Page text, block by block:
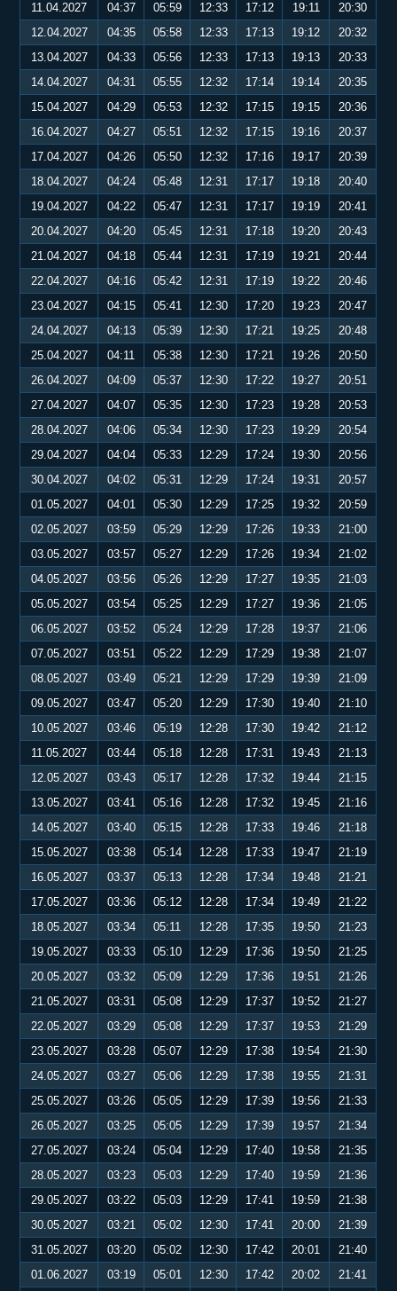
11.04.2027 04:37 05:59 12:33 17:12 19:11
20:30
12.04.2027
04:35 05:58 12:33 17:13 19:12
20:32
13.04.2027
04:33 05:56 12:33 17:13 19:13
20:33
14.04.2027
04:31 05:55 12:32 17:14 19:14
20:35
15.04.2027
04:29 05:53 12:32 17:15 19:15
20:36
16.04.2027
04:27 05:51 12:32 17:15 19:16
20:37
17.04.2027
04:26 05:50 12:32 17:16 19:17
20:39
18.04.2027
04:24 05:48 12:31 17:17 19:18
20:40
19.04.2027
04:22 05:47 12:31 17:17 19:19
20:41
20.04.2027
04:20 05:45 12:31 17:18 19:20
20:43
21.04.2027
04:18 05:44 12:31 17:19 19:21
20:44
22.04.2027
04:16 05:42 12:31 17:19 19:22
20:46
23.04.2027
04:15 05:41 12:30 17:20 19:23
20:47
24.04.2027
04:13 05:39 12:30 17:21 19:25
20:48
25.04.2027
04:11 05:38 12:30 17:21 19:26
20:50
26.04.2027
04:09 05:37 12:30 17:22 19:27
20:51
27.04.2027
04:07 05:35 12:30 17:23 19:28
20:53
28.04.2027
04:06 05:34 12:30 17:23 19:29
20:54
29.04.2027
04:04 05:33 12:29 17:24 19:30
20:56
30.04.2027
04:02 05:31 12:29 17:24 19:31
20:57
01.05.2027
04:01 05:30 12:29 17:25 19:32
20:59
02.05.2027
03:59 05:29 12:29 17:26 19:33
21:00
03.05.2027
03:57 05:27 12:29 17:26 19:34
21:02
04.05.2027
03:56 05:26 12:29 17:27 19:35
21:03
05.05.2027
03:54 05:25 12:29 17:27 19:36
21:05
06.05.2027
03:52 05:24 12:29 17:28 19:37
21:06
07.05.2027
03:51 05:22 12:29 17:29 19:38
21:07
08.05.2027
03:49 05:21 12:29 17:29 19:39
21:09
09.05.2027
03:47 05:20 12:29 17:30 19:40
21:10
10.05.2027
03:46 05:19 12:28 17:30 19:42
21:12
11.05.2027
03:44 05:18 12:28 17:31 19:43
21:13
12.05.2027
03:43 05:17 12:28 17:32 19:44
21:15
13.05.2027
03:41 05:16 12:28 17:32 19:45
21:16
14.05.2027
03:40 05:15 12:28 17:33 19:46
21:18
15.05.2027
03:38 05:14 12:28 17:33 19:47
21:19
16.05.2027
03:37 05:13 12:28 17:34 19:48
21:21
17.05.2027
03:36 05:12 12:28 17:34 19:49
21:22
18.05.2027
03:34 05:11 12:28 17:35 19:50
21:23
19.05.2027
03:33 05:10 12:29 17:36 19:50
21:25
20.05.2027
03:32 05:09 12:29 17:36 19:51
21:26
21.05.2027
03:31 05:08 12:29 17:37 19:52
21:27
22.05.2027
03:29 05:08 12:29 17:37 19:53
21:29
23.05.2027
03:28 05:07 12:29 17:38 19:54
21:30
24.05.2027
03:27 05:06 12:29 17:38 19:55
21:31
25.05.2027
03:26 05:05 12:29 17:39 19:56
21:33
26.05.2027
03:25 05:05 12:29 17:39 19:57
21:34
27.05.2027
03:24 05:04 12:29 17:40 19:58
21:35
28.05.2027
03:23 05:03 12:29 17:40 19:59
21:36
29.05.2027
03:22 05:03 12:29 17:41 19:59
21:38
30.05.2027
03:21 05:02 12:30 17:41 20:00
21:39
31.05.2027
03:20 05:02 12:30 17:42 20:01
21:40
01.06.2027
03:19 05:01 12:30 17:42 20:02
21:41